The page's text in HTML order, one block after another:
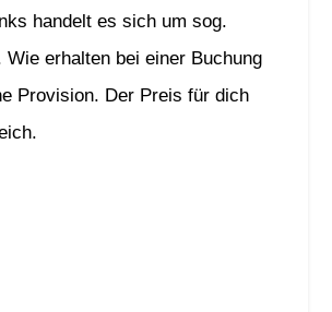
handelt es sich um sog.
erhalten bei einer Buchung
Provision. Der Preis für dich